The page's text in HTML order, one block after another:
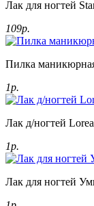
Лак для ногтей
109р.
Пилка
1р.
Лак д/ногтей
1р.
Лак для ногтей